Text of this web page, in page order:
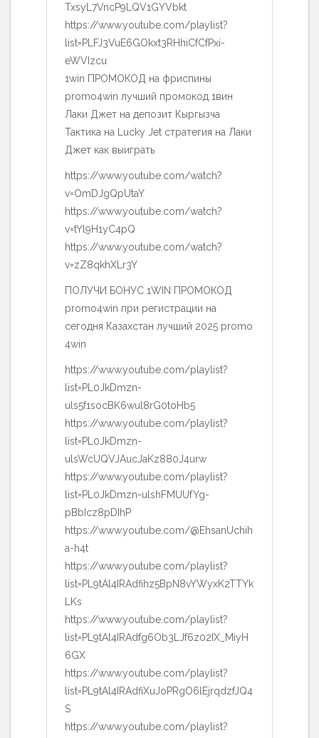
TxsyL7VncP9LQV1GYVbkt
https://www.youtube.com/playlist?
list=PLFJ3VuE6GOkxt3RHhiCfCfPxi-
eWVIzcu
1win ПРОМОКОД на фриспины
promo4win лучший промокод 1вин
Лаки Джет на депозит Кыргызча
Тактика на Lucky Jet стратегия на Лаки
Джет как выиграть
https://www.youtube.com/watch?
v=OmDJgQpUtaY
https://www.youtube.com/watch?
v=tYl9H1yC4pQ
https://www.youtube.com/watch?
v=zZ8qkhXLr3Y
ПОЛУЧИ БОНУС 1WIN ПРОМОКОД
promo4win при регистрации на
сегодня Казахстан лучший 2025 promo
4win
https://www.youtube.com/playlist?
list=PL0JkDmzn-
uls5f1socBK6wul8rG0toHb5
https://www.youtube.com/playlist?
list=PL0JkDmzn-
ulsWcUQVJAucJaKz880J4urw
https://www.youtube.com/playlist?
list=PL0JkDmzn-ulshFMUUfYg-
pBbIcz8pDIhP
https://www.youtube.com/@EhsanUchih
a-h4t
https://www.youtube.com/playlist?
list=PL9tAl4IRAdfihz5BpN8vYWyxK2TTYk
LKs
https://www.youtube.com/playlist?
list=PL9tAl4IRAdfg6Ob3LJf6z02IX_MiyH
6GX
https://www.youtube.com/playlist?
list=PL9tAl4IRAdfiXuJoPRgO6lEjrqdzfJQ4
S
https://www.youtube.com/playlist?